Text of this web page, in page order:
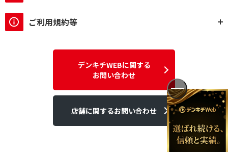
ご利用規約等
デンキチWEBに関する
お問い合わせ
店舗に関するお問い合わせ